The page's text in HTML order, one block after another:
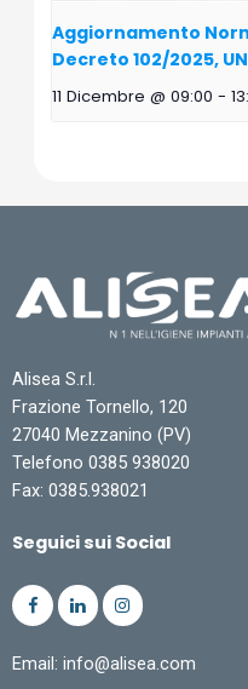
Aggiornamento
Decreto 102/2025,
11 Dicembre @ 09:00 -
Alisea S.r.l.
Frazione Tornello, 120
27040 Mezzanino (PV)
Telefono 0385 938020
Fax: 0385.938021
Seguici sui Social
Email: info@alisea.com